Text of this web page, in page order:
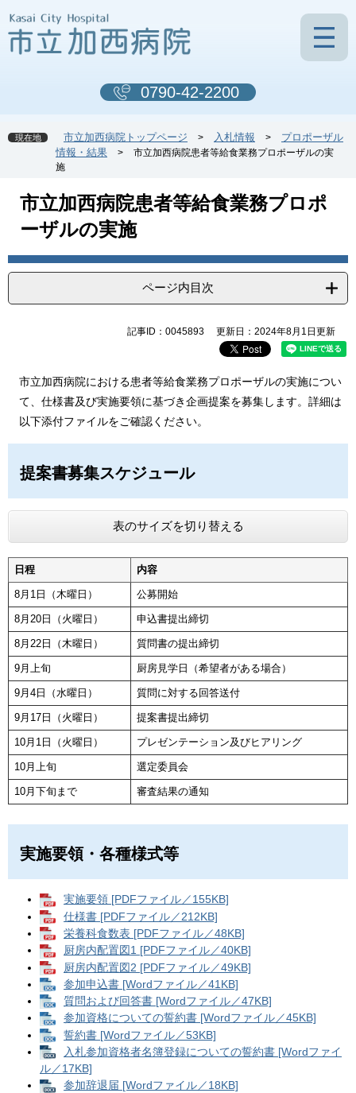
ー
ジ
。
ニ
ュ
て
0790-42-2200
現在地 市立加西病院トップページ > 入札情報 >
プロポーザル
情報・結果
>
市立加西病院患者等給食業務プロポーザルの実
施
市立加西病院患者等給食業務プロポ
ーザルの実施
ページ内目次
記事ID：0045893 更新日：2024年8月1日更新
市立加西病院における患者等給食業務プロポーザルの実施につい
て、仕様書及び実施要領に基づき企画提案を募集します。詳細は
以下添付ファイルをご確認ください。
提案書募集スケジュール
表のサイズを切り替える
日程 内容
8月1日（木曜日） 公募開始
8月20日（火曜日） 申込書提出締切
8月22日（木曜日） 質問書の提出締切
9月上旬 厨房見学日（希望者がある場合）
9月4日（水曜日） 質問に対する回答送付
9月17日（火曜日） 提案書提出締切
10月1日（火曜日） プレゼンテーション及びヒアリング
10月上旬 選定委員会
10月下旬まで 審査結果の通知
実施要領・各種様式等​
実施要領 [PDFファイル／155KB]
仕様書 [PDFファイル／212KB]
栄養科食数表 [PDFファイル／48KB]
厨房内配置図1 [PDFファイル／40KB]
厨房内配置図2 [PDFファイル／49KB]
参加申込書 [Wordファイル／41KB]
質問および回答書 [Wordファイル／47KB]
参加資格についての誓約書 [Wordファイル／45KB]
誓約書 [Wordファイル／53KB]
入札参加資格者名簿登録についての誓約書 [Wordファイ
ル／17KB]
参加辞退届 [Wordファイル／18KB]